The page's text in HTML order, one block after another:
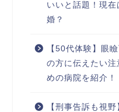
いいと話題！現
婚？
【50代体験】眼
の方に伝えたい
めの病院を紹介！
【刑事告訴も視